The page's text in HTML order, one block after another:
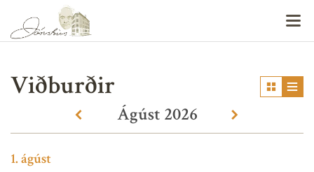
Viðburðir
Ágúst 2026
« »
1.ágúst